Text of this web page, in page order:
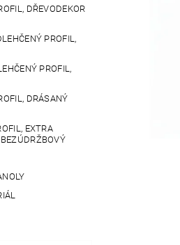
DŘEVODEKOR
PROFIL,
PROFIL,
DRÁSANÝ
EXTRA